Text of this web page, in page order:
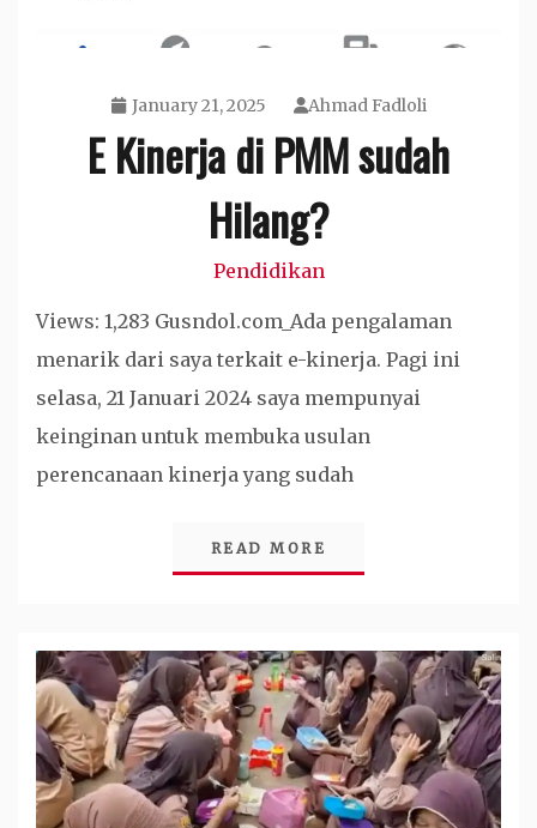
January 21, 2025 Ahmad Fadloli
E Kinerja di PMM sudah
Hilang?
Pendidikan
Views: 1,283 Gusndol.com_Ada pengalaman
menarik dari saya terkait e-kinerja. Pagi ini
selasa, 21 Januari 2024 saya mempunyai
keinginan untuk membuka usulan
perencanaan kinerja yang sudah
READ MORE